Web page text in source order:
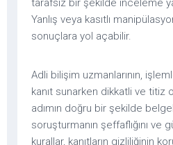
tarafsız bir şekilde inceleme
Yanlış veya kasıtlı
sonuçlara yol açabilir.
Adli bilişim uzmanlarının,
kanıt sunarken dikkatli ve titiz
adımın doğru bir şekilde
soruşturmanın şeffaflığını ve
kurallar, kanıtların gizliliğinin